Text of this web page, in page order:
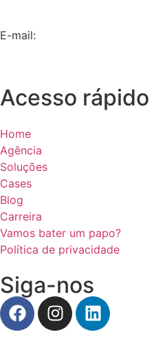
E-mail:
Acesso rápido
Home
Agência
Soluções
Cases
Blog
Carreira
Vamos bater um papo?
Política de privacidade
Siga-nos